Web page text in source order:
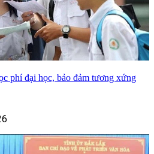
phí đại học, bảo đảm tương xứng